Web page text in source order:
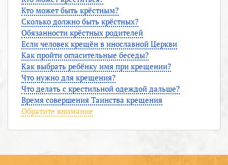
Кто может быть крёстным?
Сколько должно быть крёстных?
Обязанности крёстных родителей
Если человек крещён в инославной Церкви
Как пройти огласительные беседы?
Как выбрать ребёнку имя при крещении?
Что нужно для крещения?
Что делать с крестильной одеждой дальше?
Время совершения Таинства крещения
Обратите внимание